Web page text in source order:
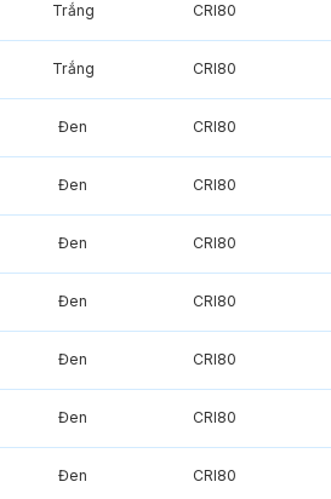
Trắng CRI80
Trắng CRI80
Đen CRI80
Đen CRI80
Đen CRI80
Đen CRI80
Đen CRI80
Đen CRI80
Đen CRI80